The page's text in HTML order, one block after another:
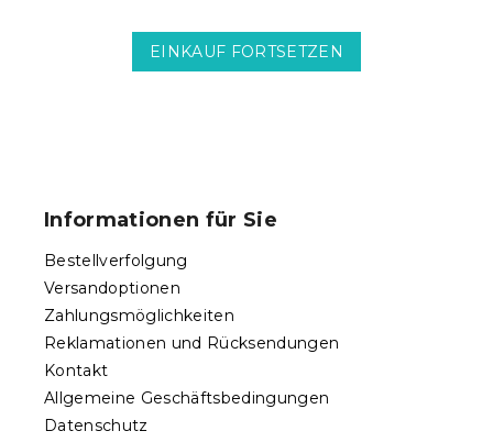
EINKAUF FORTSETZEN
Informationen für Sie
Bestellverfolgung
Versandoptionen
Zahlungsmöglichkeiten
Reklamationen und Rücksendungen
Kontakt
Allgemeine Geschäftsbedingungen
Datenschutz